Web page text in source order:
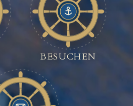
BESUCHEN